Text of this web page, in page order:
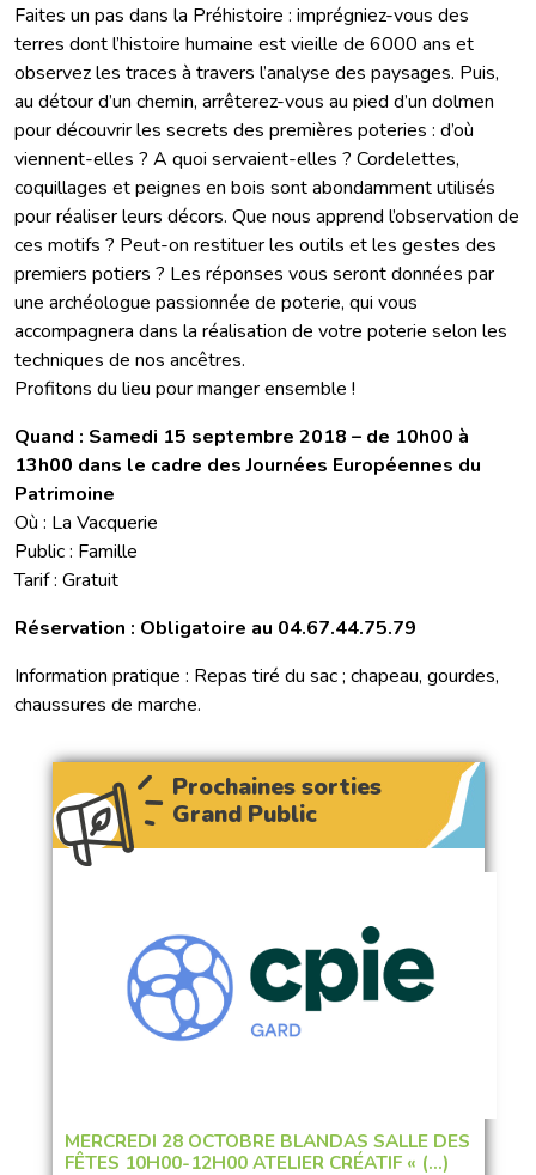
Faites un pas dans la Préhistoire : imprégniez-vous des
terres dont l’histoire humaine est vieille de 6000 ans et
observez les traces à travers l’analyse des paysages. Puis,
au détour d’un chemin, arrêterez-vous au pied d’un dolmen
pour découvrir les secrets des premières poteries : d’où
viennent-elles ? A quoi servaient-elles ? Cordelettes,
coquillages et peignes en bois sont abondamment utilisés
pour réaliser leurs décors. Que nous apprend l’observation de
ces motifs ? Peut-on restituer les outils et les gestes des
premiers potiers ? Les réponses vous seront données par
une archéologue passionnée de poterie, qui vous
accompagnera dans la réalisation de votre poterie selon les
techniques de nos ancêtres.
Profitons du lieu pour manger ensemble !
Quand : Samedi 15 septembre 2018 – de 10h00 à
13h00 dans le cadre des Journées Européennes du
Patrimoine
Où : La Vacquerie
Public : Famille
Tarif : Gratuit
Réservation : Obligatoire au 04.67.44.75.79
Information pratique : Repas tiré du sac ; chapeau, gourdes,
chaussures de marche.
Prochaines sorties
Grand Public
MERCREDI 28 OCTOBRE BLANDAS SALLE DES
FÊTES 10H00-12H00 ATELIER CRÉATIF « (…)